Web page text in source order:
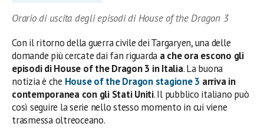
Orario di uscita degli episodi di House of the Dragon 3
Con il ritorno della guerra civile dei Targaryen, una delle
domande più cercate dai fan riguarda a che ora escono gli
episodi di House of the Dragon 3 in Italia. La buona
notizia è che House of the Dragon stagione 3 arriva in
contemporanea con gli Stati Uniti. Il pubblico italiano può
così seguire la serie nello stesso momento in cui viene
trasmessa oltreoceano.